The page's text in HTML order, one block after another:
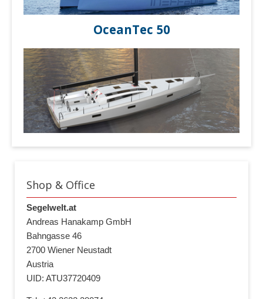
OceanTec 50
Shop & Office
Segelwelt.at
Andreas Hanakamp GmbH
Bahngasse 46
2700 Wiener Neustadt
Austria
UID: ATU37720409